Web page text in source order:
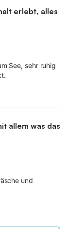
erlebt, alles
See, sehr ruhig
allem was das
und